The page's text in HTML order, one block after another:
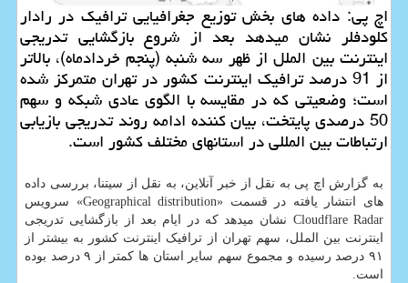
اچ پی: داده های بخش توزیع جغرافیایی ترافیک در رادار
کلودفلر نشان میدهد بعد از شروع بازگشایی تدریجی
اینترنت بین الملل از ظهر سه شنبه (پنجم خردادماه)، بالاتر
از 91 درصد ترافیک اینترنت کشور در تهران متمرکز شده
است؛ وضعیتی که در مقایسه با الگوی عادی شبکه و سهم
50 درصدی پایتخت، بیان کننده ادامه روند تدریجی بازیابی
ارتباطات بین المللی در استانهای مختلف کشور است.
به گزارش اچ پی به نقل از خبر آنلاین، به نقل از سیتنا، بررسی داده
های انتشار یافته در قسمت «Geographical distribution» سرویس
Cloudflare Radar نشان میدهد که در ایام بعد از بازگشایی تدریجی
اینترنت بین الملل، سهم تهران از ترافیک اینترنت کشور به بیشتر از
۹۱ درصد رسیده و مجموع سهم سایر استان ها کمتر از ۹ درصد بوده
است.